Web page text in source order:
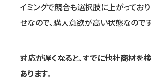
イミングで競合も選択肢に上がってお
せなので、購入意欲が高い状態なので
対応が遅くなると、すでに他社商材を
あります。